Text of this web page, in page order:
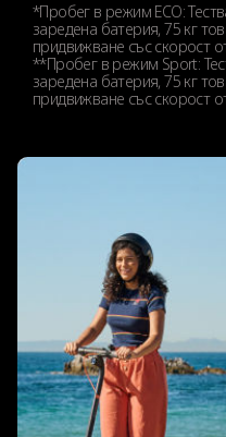
*Пробег в режим ECO:
заредена батерия, 75 кг
придвижване със скорост
**Пробег в режим Sport:
заредена батерия, 75 кг
придвижване със скорост